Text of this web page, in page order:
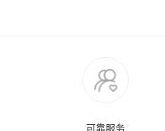
可靠服务